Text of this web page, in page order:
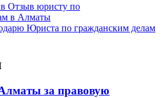
Отзыв юристу по
в Алматы
Юриста по гражданским делам
за правовую